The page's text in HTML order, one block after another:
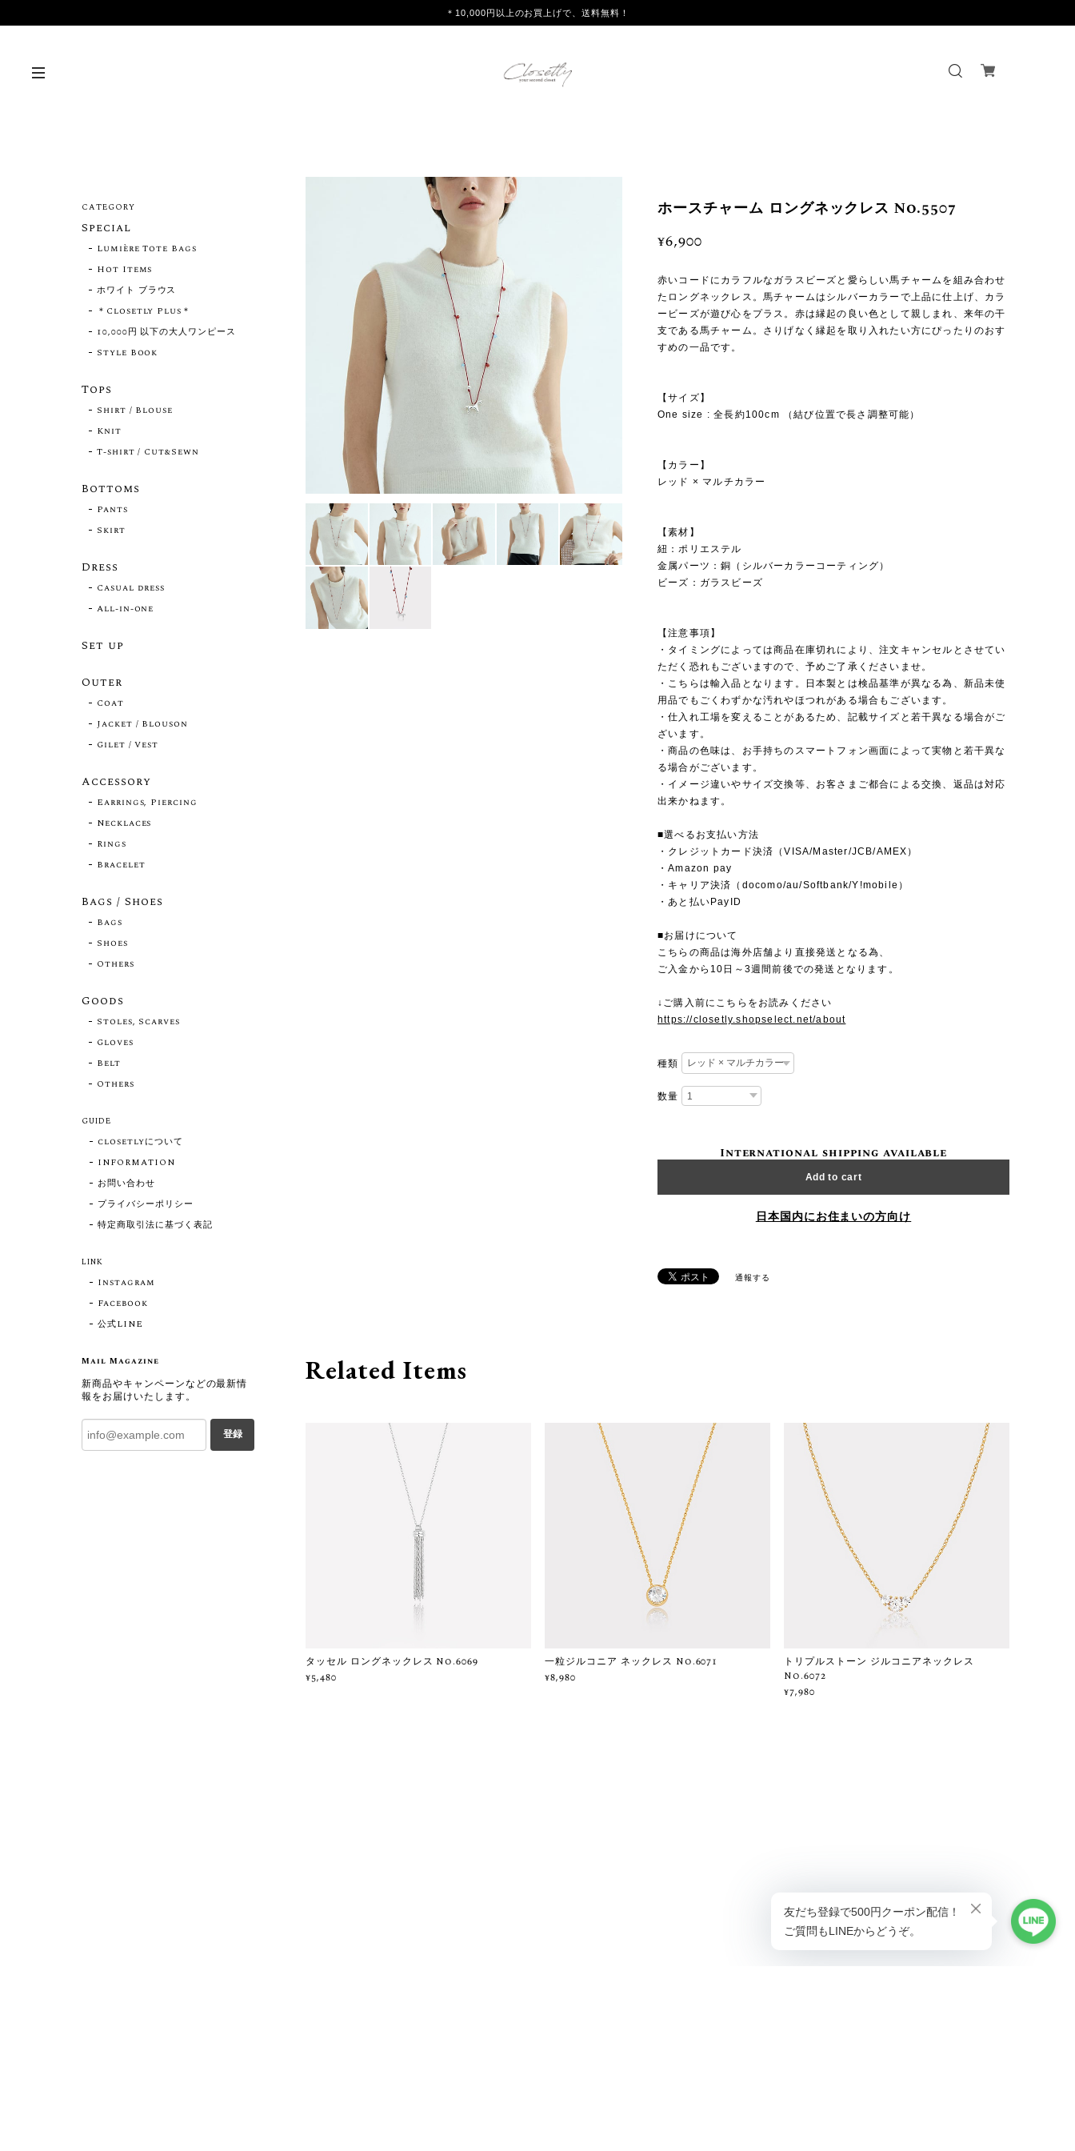
＊10,000円以上のお買上げで、送料無料！
ホースチャーム ロングネックレス No.5507
¥6,900
赤いコードにカラフルなガラスビーズと愛らしい馬チャームを組み合わせ
たロングネックレス。馬チャームはシルバーカラーで上品に仕上げ、カラ
ービーズが遊び心をプラス。赤は縁起の良い色として親しまれ、来年の干
支である馬チャーム。さりげなく縁起を取り入れたい方にぴったりのおす
すめの一品です。
【サイズ】
One size : 全長約100cm （結び位置で長さ調整可能）
【カラー】
レッド × マルチカラー
【素材】
紐：ポリエステル
金属パーツ：銅（シルバーカラーコーティング）
ビーズ：ガラスビーズ
【注意事項】
・タイミングによっては商品在庫切れにより、注文キャンセルとさせてい
ただく恐れもございますので、予めご了承くださいませ。
・こちらは輸入品となります。日本製とは検品基準が異なる為、新品未使
用品でもごくわずかな汚れやほつれがある場合もございます。
・仕入れ工場を変えることがあるため、記載サイズと若干異なる場合がご
ざいます。
・商品の色味は、お手持ちのスマートフォン画面によって実物と若干異な
る場合がございます。
・イメージ違いやサイズ交換等、お客さまご都合による交換、返品は対応
出来かねます。
■選べるお支払い方法
・クレジットカード決済（VISA/Master/JCB/AMEX）
・Amazon pay
・キャリア決済（docomo/au/Softbank/Y!mobile）
・あと払いPayID
■お届けについて
こちらの商品は海外店舗より直接発送となる為、
ご入金から10日～3週間前後での発送となります。
↓ご購入前にこちらをお読みください
https://closetly.shopselect.net/about
種類
数量
International shipping available
Add to cart
日本国内にお住まいの方向け
通報する
Related Items
タッセル ロングネックレス No.6069
¥5,480
一粒ジルコニア ネックレス No.6071
¥8,980
トリプルストーン ジルコニアネックレス
No.6072
¥7,980
CATEGORY
Special
Lumière Tote Bags
Hot Items
ホワイト ブラウス
＊Closetly Plus＊
10,000円 以下の大人ワンピース
Style Book
Tops
Shirt / Blouse
Knit
T-shirt / Cut&Sewn
Bottoms
Pants
Skirt
Dress
Casual dress
All-in-one
Set up
Outer
Coat
Jacket / Blouson
Gilet / Vest
Accessory
Earrings, Piercing
Necklaces
Rings
Bracelet
Bags / Shoes
Bags
Shoes
Others
Goods
Stoles, Scarves
Gloves
Belt
Others
GUIDE
closetlyについて
INFORMATION
お問い合わせ
プライバシーポリシー
特定商取引法に基づく表記
LINK
Instagram
Facebook
公式LINE
Mail Magazine
新商品やキャンペーンなどの最新情
報をお届けいたします。
登録